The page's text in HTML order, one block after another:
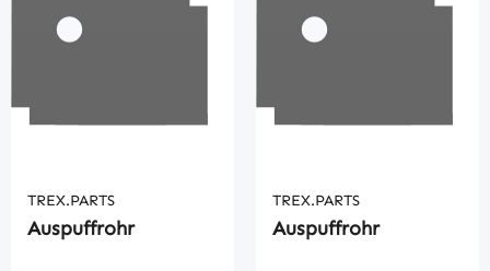
TREX.PARTS
Auspuffrohr
TREX.PARTS
Auspuffrohr